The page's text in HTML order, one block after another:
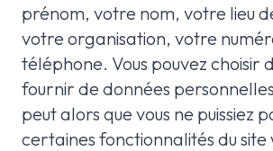
prénom, votre nom, votre lieu
votre organisation, votre
téléphone. Vous pouvez choisir
fournir de données
peut alors que vous ne puissiez
certaines fonctionnalités du site